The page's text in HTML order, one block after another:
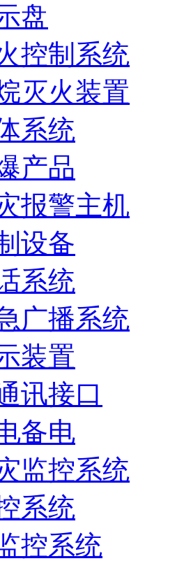
盘
控制系统
灭火装置
系统
产品
报警主机
设备
系统
广播系统
装置
讯接口
备电
监控系统
系统
控系统